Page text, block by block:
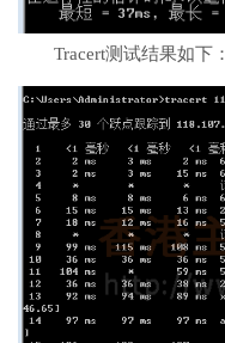
Tracert测试结果如下：